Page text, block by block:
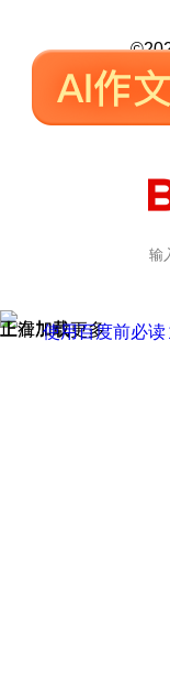
正在加载
上滑加载更多
使用百度前必